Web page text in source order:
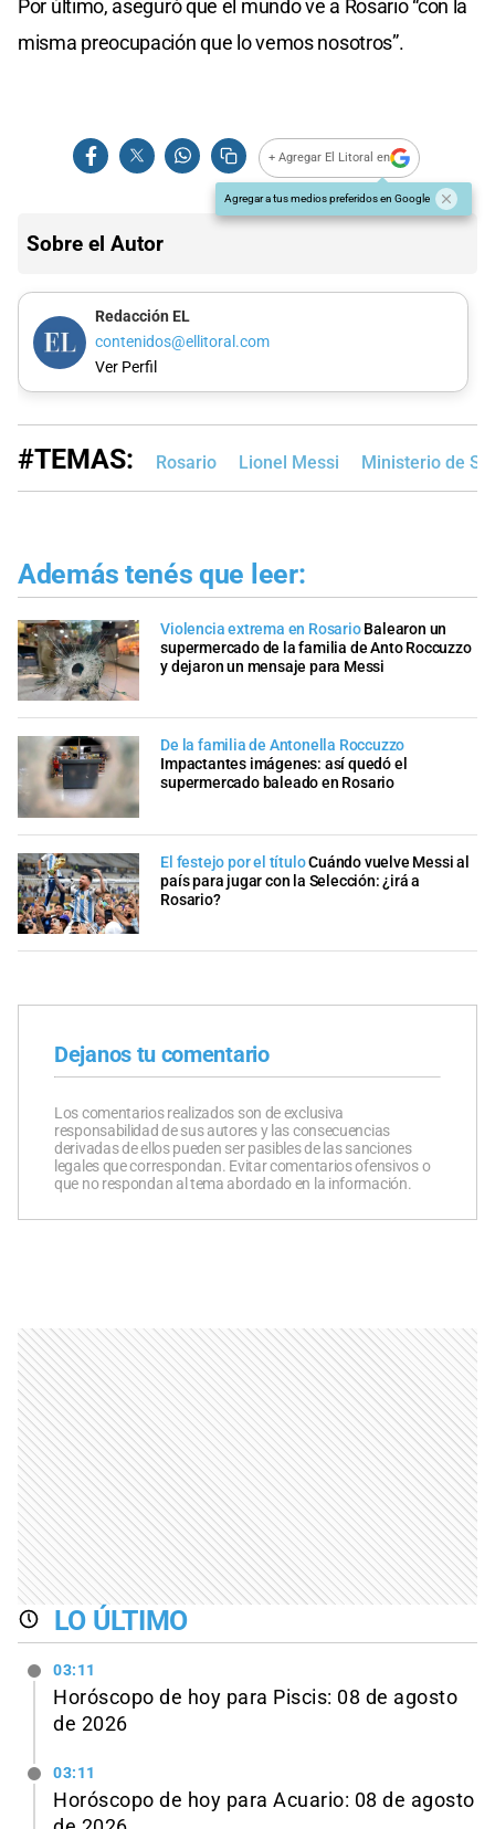
Por último, aseguró que el mundo ve a Rosario “con la
misma preocupación que lo vemos nosotros”.
+ Agregar El Litoral en
Agregar a tus medios preferidos en Google
Sobre el Autor
Redacción EL
contenidos@ellitoral.com
Ver Perfil
#TEMAS: Rosario Lionel Messi Ministerio de
Además tenés que leer:
Violencia extrema en Rosario Balearon un
supermercado de la familia de Anto Roccuzzo
y dejaron un mensaje para Messi
De la familia de Antonella Roccuzzo
Impactantes imágenes: así quedó el
supermercado baleado en Rosario
El festejo por el títuloCuándo vuelve Messi al
país para jugar con la Selección: ¿irá a
Rosario?
Dejanos tu comentario
Los comentarios realizados son de exclusiva
responsabilidad de sus autores y las consecuencias
derivadas de ellos pueden ser pasibles de las sanciones
legales que correspondan. Evitar comentarios ofensivos o
que no respondan al tema abordado en la información.
LO ÚLTIMO
03:11
Horóscopo de hoy para Piscis: 08 de agosto
de 2026
03:11
Horóscopo de hoy para Acuario: 08 de agosto